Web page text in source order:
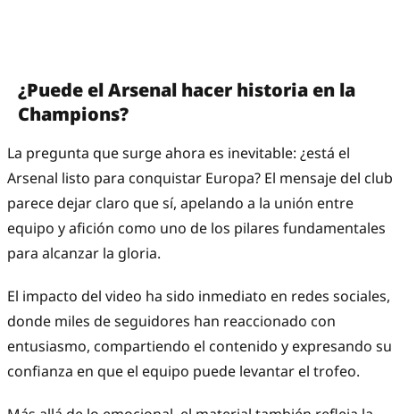
¿Puede el Arsenal hacer historia en la
Champions?
La pregunta que surge ahora es inevitable: ¿está el
Arsenal listo para conquistar Europa? El mensaje del club
parece dejar claro que sí, apelando a la unión entre
equipo y afición como uno de los pilares fundamentales
para alcanzar la gloria.
El impacto del video ha sido inmediato en redes sociales,
donde miles de seguidores han reaccionado con
entusiasmo, compartiendo el contenido y expresando su
confianza en que el equipo puede levantar el trofeo.